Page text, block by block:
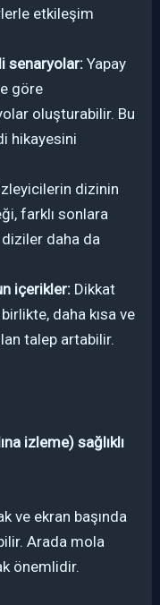
etkileşim
senaryolar: Yapay
göre
oluşturabilir. Bu
hikayesini
dizinin
farklı sonlara
daha da
içerikler: Dikkat
daha kısa ve
talep artabilir.
izleme) sağlıklı
ve ekran başında
Arada mola
önemlidir.